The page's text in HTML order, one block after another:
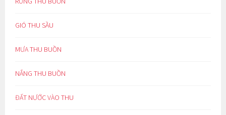
GIÓ THU SẦU
MƯA THU BUỒN
NẮNG THU BUỒN
ĐẤT NƯỚC VÀO THU